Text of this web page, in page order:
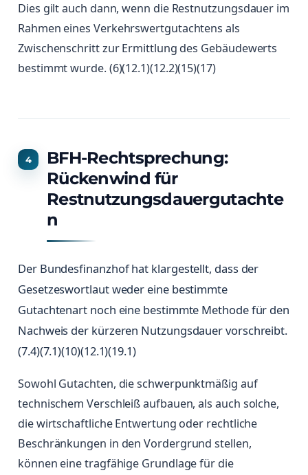
Dies gilt auch dann, wenn die Restnutzungsdauer im
Rahmen eines Verkehrswertgutachtens als
Zwischenschritt zur Ermittlung des Gebäudewerts
bestimmt wurde. (6)(12.1)(12.2)(15)(17)
BFH-Rechtsprechung:
Rückenwind für
Restnutzungsdauergutachte
n
Der Bundesfinanzhof hat klargestellt, dass der
Gesetzeswortlaut weder eine bestimmte
Gutachtenart noch eine bestimmte Methode für den
Nachweis der kürzeren Nutzungsdauer vorschreibt.
(7.4)(7.1)(10)(12.1)(19.1)
Sowohl Gutachten, die schwerpunktmäßig auf
technischem Verschleiß aufbauen, als auch solche,
die wirtschaftliche Entwertung oder rechtliche
Beschränkungen in den Vordergrund stellen,
können eine tragfähige Grundlage für die